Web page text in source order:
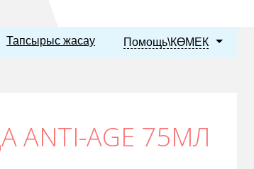
Помощь\КӨМЕК
Тапсырыс жасау
AGE 75МЛ